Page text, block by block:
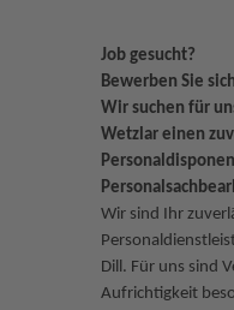
Job gesucht?
Bewerben Sie
Wir suchen für
Wetzlar einen
Wir sind Ihr
Dill. Für uns sind
Aufrichtigkeit